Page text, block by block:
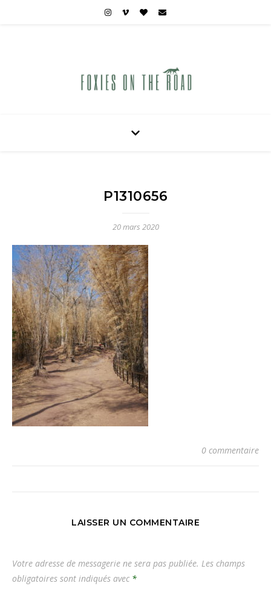
P1310656
20 mars 2020
0 commentaire
LAISSER UN COMMENTAIRE
Votre adresse de messagerie ne sera pas publiée. Les champs
obligatoires sont indiqués avec *